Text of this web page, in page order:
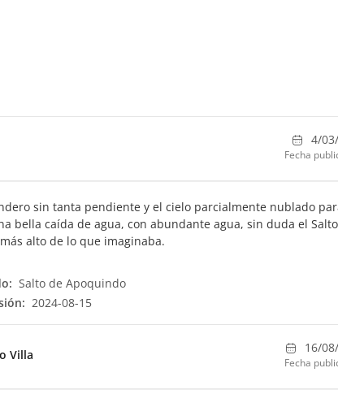
4/
Fecha
sin tanta pendiente y el cielo parcialmente nublado
bella caída de agua, con abundante agua, sin duda el
alto de lo que imaginaba.
Salto de Apoquindo
2024-08-15
Villa 16/
Fecha